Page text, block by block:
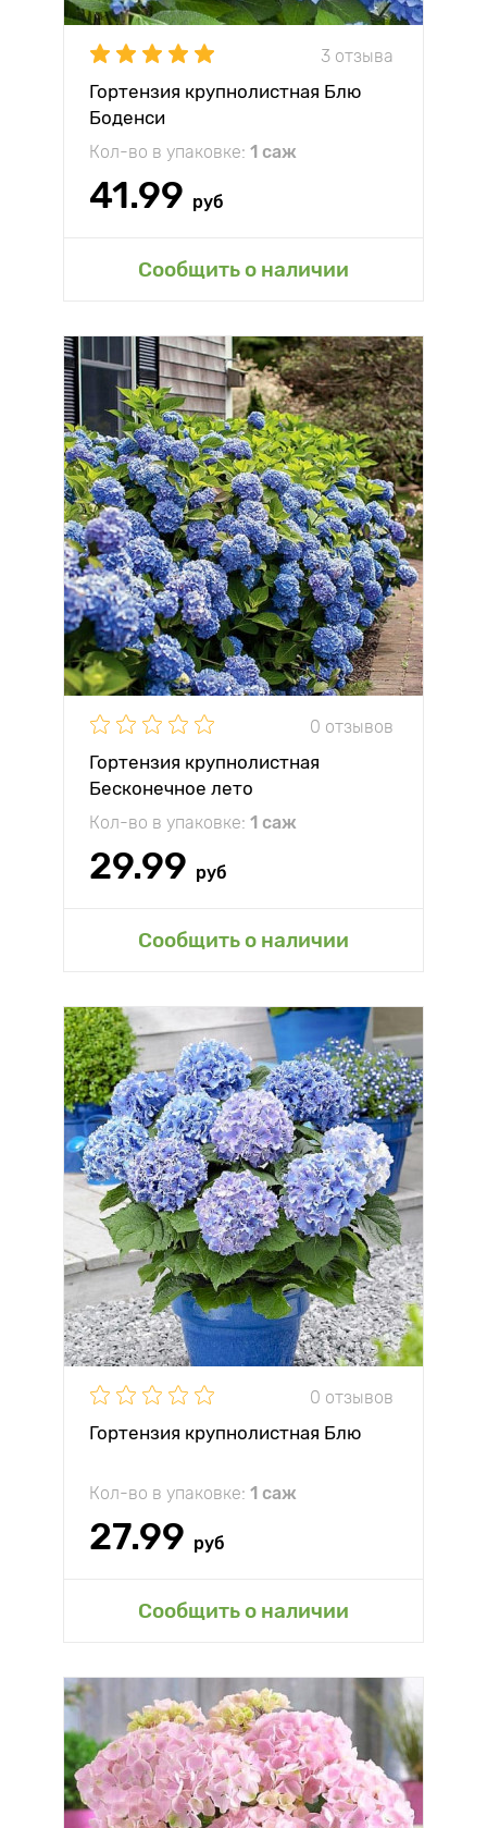
3 отзыва
Гортензия крупнолистная Блю
Боденси
Кол-во в упаковке: 1 саж
41.99 руб
Сообщить о наличии
0 отзывов
Гортензия крупнолистная
Бесконечное лето
Кол-во в упаковке: 1 саж
29.99 руб
Сообщить о наличии
0 отзывов
Гортензия крупнолистная Блю
Кол-во в упаковке: 1 саж
27.99 руб
Сообщить о наличии